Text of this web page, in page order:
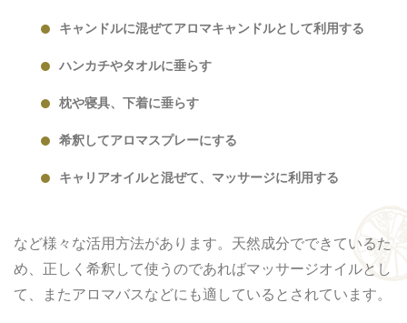
キャンドルに混ぜてアロマキャンドルとして利用する
ハンカチやタオルに垂らす
枕や寝具、下着に垂らす
希釈してアロマスプレーにする
キャリアオイルと混ぜて、マッサージに利用する
など様々な活用方法があります。天然成分でできているた
め、正しく希釈して使うのであればマッサージオイルとし
て、またアロマバスなどにも適しているとされています。